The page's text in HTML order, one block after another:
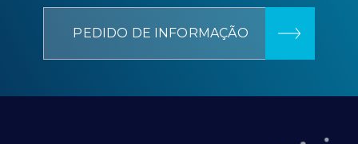
PEDIDO DE INFORMAÇÃO